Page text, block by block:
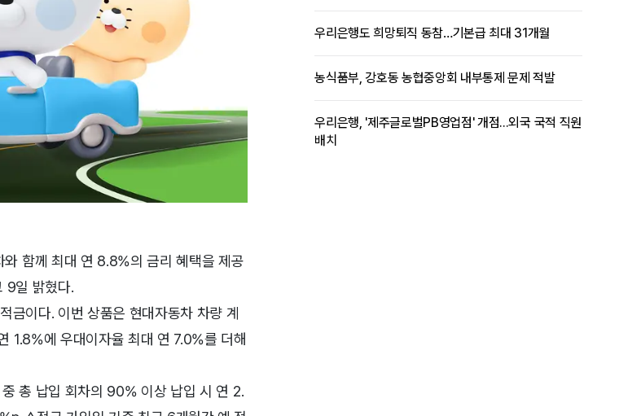
함께 최대 연 8.8%의 금리 혜택을 제공
9일 밝혔다.
금이다. 이번 상품은 현대자동차 차량 계
1.8%에 우대이자율 최대 연 7.0%를 더해
총 납입 회차의 90% 이상 납입 시 연 2.
우리은행도 희망퇴직 동참…기본급 최대 31개월
농식품부, 강호동 농협중앙회 내부통제 문제 적발
우리은행, '제주글로벌PB영업점' 개점...외국 국적 직원
배치